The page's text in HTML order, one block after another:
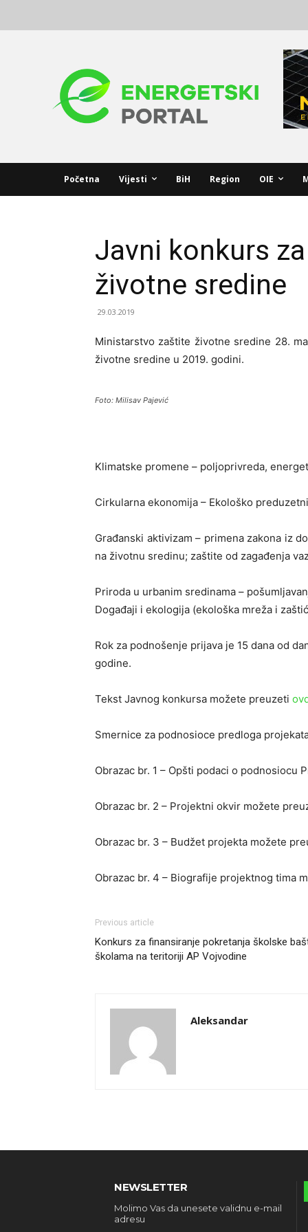
Početna Vijesti BiH Region OIE
Javni konkurs
životne sredine
29.03.2019
Ministarstvo zaštite životne sredine 28.
životne sredine u 2019. godini.
Foto: Milisav Pajević
Klimatske promene – poljoprivreda,
Cirkularna ekonomija – Ekološko
Građanski aktivizam – primena zakona iz
na životnu sredinu; zaštite od zagađenja
Priroda u urbanim sredinama –
Događaji i ekologija (ekološka mreža i
Rok za podnošenje prijava je 15 dana od
godine.
Tekst Javnog konkursa možete preuzeti
Smernice za podnosioce predloga
Obrazac br. 1 – Opšti podaci o
Obrazac br. 2 – Projektni okvir možete
Obrazac br. 3 – Budžet projekta možete
Obrazac br. 4 – Biografije projektnog tima
Previous article
Konkurs za finansiranje pokretanja školske
školama na teritoriji AP Vojvodine
Aleksandar
NEWSLETTER
Molimo Vas da unesete validnu e-mail
adresu